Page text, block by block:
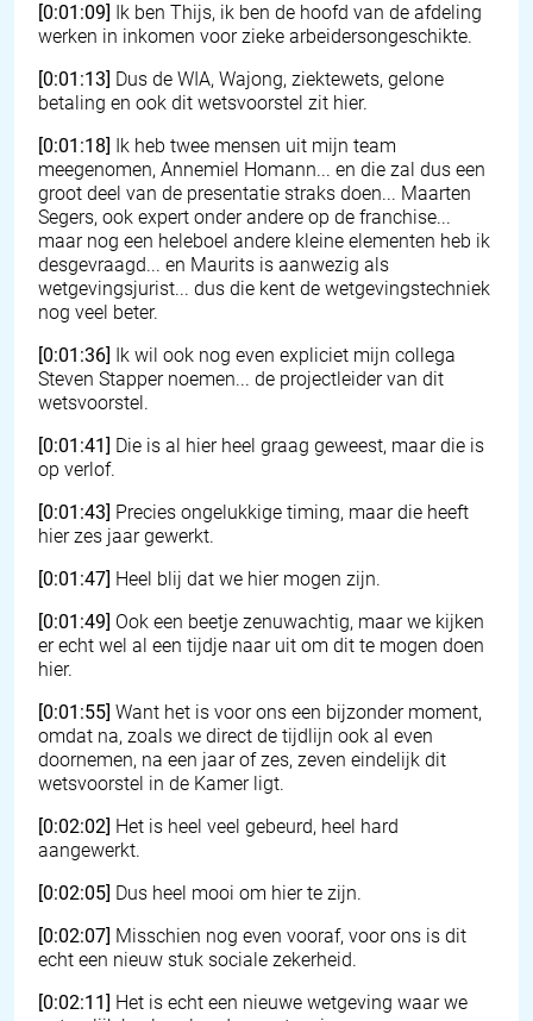
[0:01:09] Ik ben Thijs, ik ben de hoofd van de afdeling
werken in inkomen voor zieke arbeidersongeschikte.
[0:01:13] Dus de WIA, Wajong, ziektewets, gelone
betaling en ook dit wetsvoorstel zit hier.
[0:01:18] Ik heb twee mensen uit mijn team
meegenomen, Annemiel Homann... en die zal dus een
groot deel van de presentatie straks doen... Maarten
Segers, ook expert onder andere op de franchise...
maar nog een heleboel andere kleine elementen heb ik
desgevraagd... en Maurits is aanwezig als
wetgevingsjurist... dus die kent de wetgevingstechniek
nog veel beter.
[0:01:36] Ik wil ook nog even expliciet mijn collega
Steven Stapper noemen... de projectleider van dit
wetsvoorstel.
[0:01:41] Die is al hier heel graag geweest, maar die is
op verlof.
[0:01:43] Precies ongelukkige timing, maar die heeft
hier zes jaar gewerkt.
[0:01:47] Heel blij dat we hier mogen zijn.
[0:01:49] Ook een beetje zenuwachtig, maar we kijken
er echt wel al een tijdje naar uit om dit te mogen doen
hier.
[0:01:55] Want het is voor ons een bijzonder moment,
omdat na, zoals we direct de tijdlijn ook al even
doornemen, na een jaar of zes, zeven eindelijk dit
wetsvoorstel in de Kamer ligt.
[0:02:02] Het is heel veel gebeurd, heel hard
aangewerkt.
[0:02:05] Dus heel mooi om hier te zijn.
[0:02:07] Misschien nog even vooraf, voor ons is dit
echt een nieuw stuk sociale zekerheid.
[0:02:11] Het is echt een nieuwe wetgeving waar we